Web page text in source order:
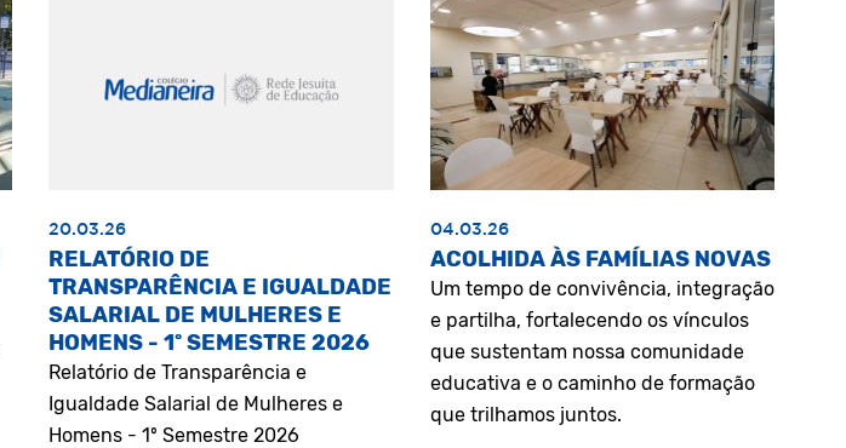
20.03.26
RELATÓRIO DE
TRANSPARÊNCIA E IGUALDADE
SALARIAL DE MULHERES E
HOMENS - 1º SEMESTRE 2026
Relatório de Transparência e
Igualdade Salarial de Mulheres e
Homens - 1º Semestre 2026
04.03.26
ACOLHIDA ÀS FAMÍLIAS NOVAS
Um tempo de convivência, integração
e partilha, fortalecendo os vínculos
que sustentam nossa comunidade
educativa e o caminho de formação
que trilhamos juntos.